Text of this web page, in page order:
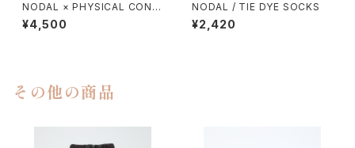
NODAL × PHYSICAL CONT
MPRY.
¥4,500
NODAL / TIE DYE SOCKS
¥2,420
その他の商品